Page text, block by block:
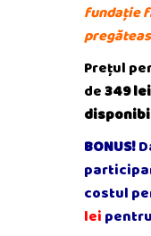
fundație
Prețul
de349 lei
BONUS!
costul
lei